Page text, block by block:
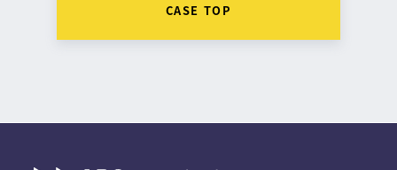
CASE TOP